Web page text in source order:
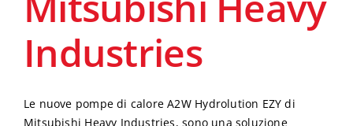
Industries
Le nuove pompe di calore A2W Hydrolution EZY di
Mitsubishi Heavy Industries, sono una soluzione